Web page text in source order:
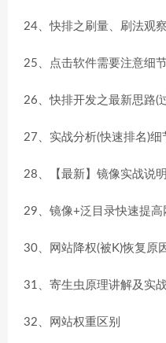
24、快排之刷量、刷法观
25、点击软件需要注意细
26、快排开发之最新思路(
27、实战分析(快速排名)细
28、【最新】镜像实战说
29、镜像+泛目录快速提高
30、网站降权(被K)恢复原
31、寄生虫原理讲解及实
32、网站权重区别